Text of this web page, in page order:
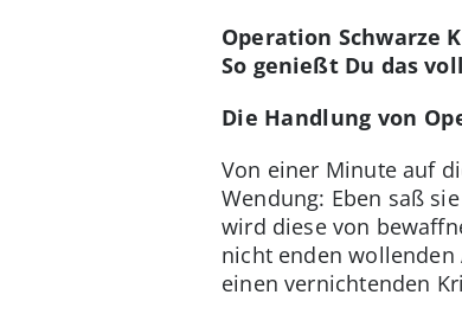
Operation Schwarze
So genießt Du das
Die Handlung von
Von einer Minute auf
Wendung: Eben saß
wird diese von
nicht enden
einen vernichtenden